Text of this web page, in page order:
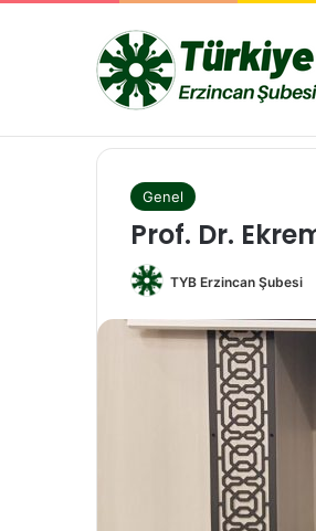
TYB Erzincan Can
Genel
Prof. Dr.
TYB Erzincan Şubesi